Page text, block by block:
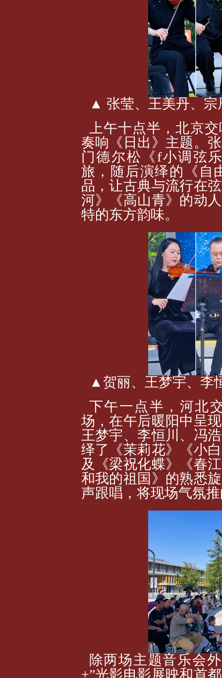
▲ 张莹、王美丹、宗
上午十点半，北京
奏响《日出》主题。
门德尔松《f小调弦
旅，随后演绎的《自
品，让古典与流行在
河》《高山青》的动
特的东方韵味。
▲贺丽、王梦宇、李
下午一点半，河北
场，在午后暖阳中呈
王梦宇、李恒川、冯
绎了《茉莉花》《小
及《梁祝化蝶》《春
和我的祖国》的熟悉
声跟唱，将现场气氛
除两场主题音乐会
+”光影电影展映和首